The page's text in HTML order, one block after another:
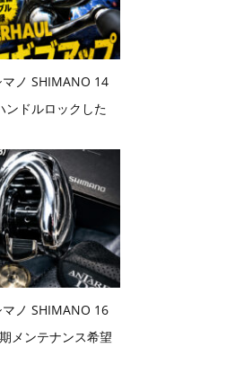
ノ SHIMANO 14
ンドルロックした
ノ SHIMANO 16
メンテナンス希望